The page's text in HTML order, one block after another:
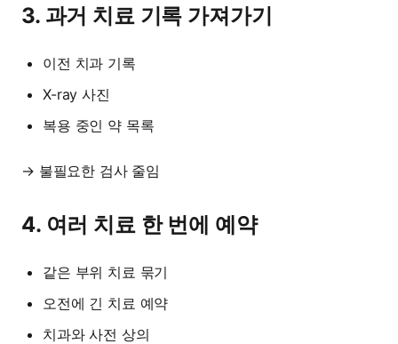
3. 과거 치료 기록 가져가기
이전 치과 기록
X-ray 사진
복용 중인 약 목록
→ 불필요한 검사 줄임
4. 여러 치료 한 번에 예약
같은 부위 치료 묶기
오전에 긴 치료 예약
치과와 사전 상의